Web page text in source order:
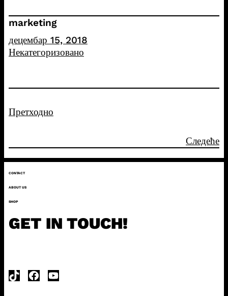
marketing
децембар 15, 2018
Некатегоризовано
Претходно
Следеће
CONTACT
ABOUT US
SHOP
GET IN TOUCH!
TikTok Facebook YouTube